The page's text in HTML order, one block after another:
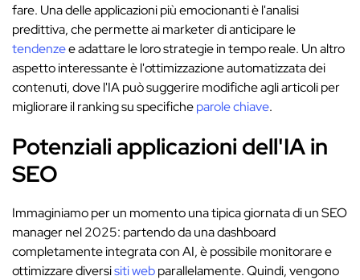
fare. Una delle applicazioni più emocionanti è l'analisi
predittiva, che permette ai marketer di anticipare le
tendenzee adattare le loro strategie in tempo reale. Un altro
aspetto interessante è l'ottimizzazione automatizzata dei
contenuti, dove l'IA può suggerire modifiche agli articoli per
migliorare il ranking su specificheparole chiave.
Potenziali applicazioni dell'IA in
SEO
Immaginiamo per un momento una tipica giornata di un SEO
manager nel 2025: partendo da una dashboard
completamente integrata con AI, è possibile monitorare e
ottimizzare diversisiti webparallelamente. Quindi, vengono